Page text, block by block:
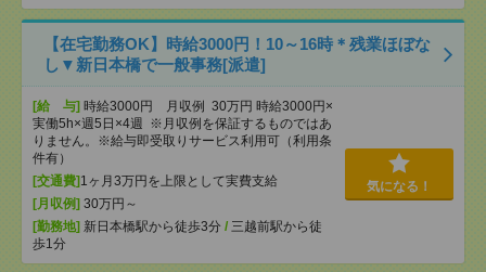
【在宅勤務OK】時給3000円！10～16時＊残業ほぼな
し▼新日本橋で一般事務[派遣]
[給 与] 時給3000円 月収例 30万円 時給3000円×
実働5h×週5日×4週 ※月収例を保証するものではあ
りません。※給与即受取りサービス利用可（利用条
件有）
[交通費]1ヶ月3万円を上限として実費支給
[月収例] 30万円～
[勤務地] 新日本橋駅から徒歩3分 / 三越前駅から徒
歩1分
気になる！